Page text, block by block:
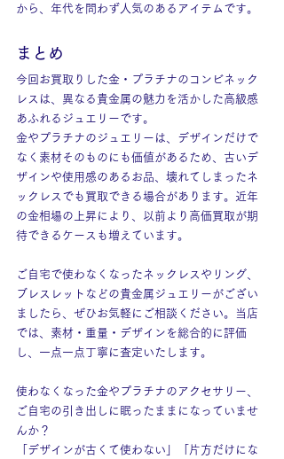
から、年代を問わず人気のあるアイテムです。
まとめ
今回お買取りした金・プラチナのコンビネック
レスは、異なる貴金属の魅力を活かした高級感
あふれるジュエリーです。
金やプラチナのジュエリーは、デザインだけで
なく素材そのものにも価値があるため、古いデ
ザインや使用感のあるお品、壊れてしまったネ
ックレスでも買取できる場合があります。近年
の金相場の上昇により、以前より高価買取が期
待できるケースも増えています。
ご自宅で使わなくなったネックレスやリング、
ブレスレットなどの貴金属ジュエリーがござい
ましたら、ぜひお気軽にご相談ください。当店
では、素材・重量・デザインを総合的に評価
し、一点一点丁寧に査定いたします。
使わなくなった金やプラチナのアクセサリー、
ご自宅の引き出しに眠ったままになっていませ
んか？
「デザインが古くて使わない」「片方だけにな